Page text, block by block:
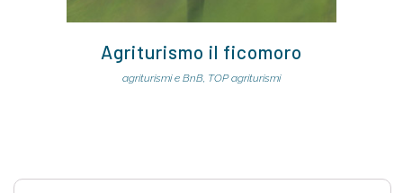
Agriturismo il ficomoro
agriturismi e BnB, TOP agriturismi